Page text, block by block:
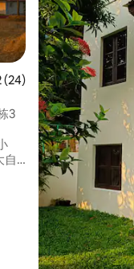
分 4.92 分（满分 5 分）
(24)
3
自